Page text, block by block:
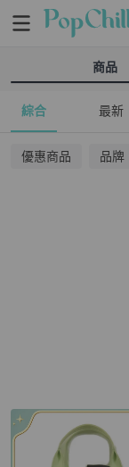
商品
綜合 最新
優惠商品 品牌